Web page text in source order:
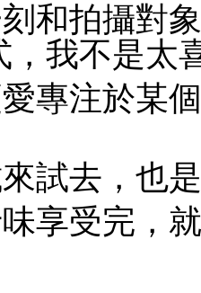
和拍攝對
，我不是太
專注於某
試去，也
享受完，